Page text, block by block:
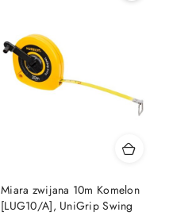
Miara zwijana 10m Komelon
[LUG10/A], UniGrip Swing